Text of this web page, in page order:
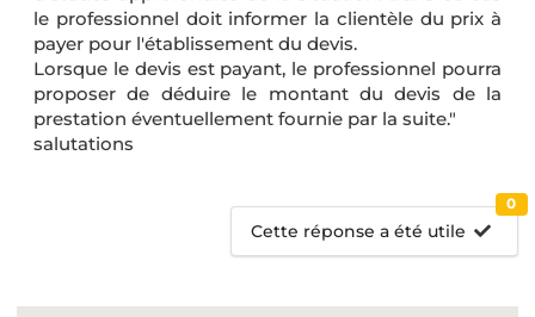
le professionnel doit informer la clientèle du prix à
payer pour l'établissement du devis.
Lorsque le devis est payant, le professionnel pourra
proposer de déduire le montant du devis de la
prestation éventuellement fournie par la suite."
salutations
Cette réponse a été utile
0